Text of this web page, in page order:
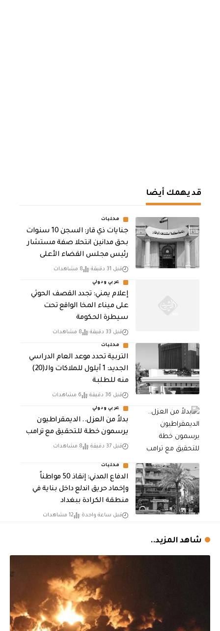
قد يهمك أيضا
محليات
جنايات ذي قار: السجن 10 سنوات
بحق مدانين انتحلا صفة مستشار
رئيس مجلس القضاء الأعلى
قبل 31 دقيقة 8 مشاهدات
عربي ودولي
إعلام يمني: تجدد القصف الحوثي
على ميناء المخا الواقع تحت
سيطرة الحكومة
قبل 33 دقيقة 8 مشاهدات
محليات
التربية تحدد موعد العام الدراسي
الجديد: 1 أيلول للملاكات والـ(20)
منه للطلبة
قبل 36 دقيقة 6 مشاهدات
عربي ودولي
بدلاً من العزل.. الديمقراطيون
يرسمون خطة للتحقيق مع ترامب
قبل 37 دقيقة 8 مشاهدات
محليات
الدفاع المدني: إنقاذ 50 مواطناً
وإخماد حريق اندلع داخل بناية في
منطقة الكرادة ببغداد
قبل ساعة واحدة 12 مشاهدات
شاهد المزيد..